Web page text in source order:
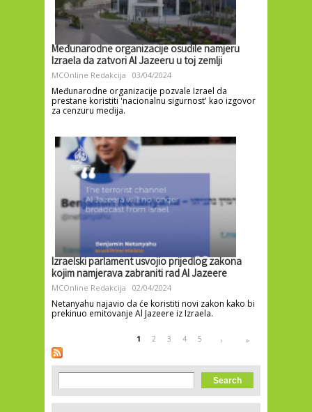
Međunarodne organizacije osudile namjeru
Izraela da zatvori Al Jazeeru u toj zemlji
MCOnline Redakcija 03/04/2024
Međunarodne organizacije pozvale Izrael da
prestane koristiti 'nacionalnu sigurnost' kao izgovor
za cenzuru medija.
Izraelski parlament usvojio prijedlog zakona
kojim namjerava zabraniti rad Al Jazeere
MCOnline Redakcija 02/04/2024
Netanyahu najavio da će koristiti novi zakon kako bi
prekinuo emitovanje Al Jazeere iz Izraela.
Pages 1 2 3 4 5 › »
Search form
Search